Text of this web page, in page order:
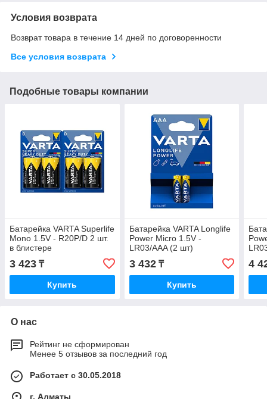
Условия возврата
Возврат товара в течение 14 дней по договоренности
Все условия возврата
Подобные товары компании
Батарейка VARTA Superlife
Mono 1.5V - R20P/D 2 шт.
в блистере
3 423 ₸
Купить
Батарейка VARTA Longlife
Power Micro 1.5V -
LR03/AAA (2 шт)
3 432₸
Купить
4
О нас
Рейтинг не сформирован
Менее 5 отзывов за последний год
Работает с 30.05.2018
г. Алматы